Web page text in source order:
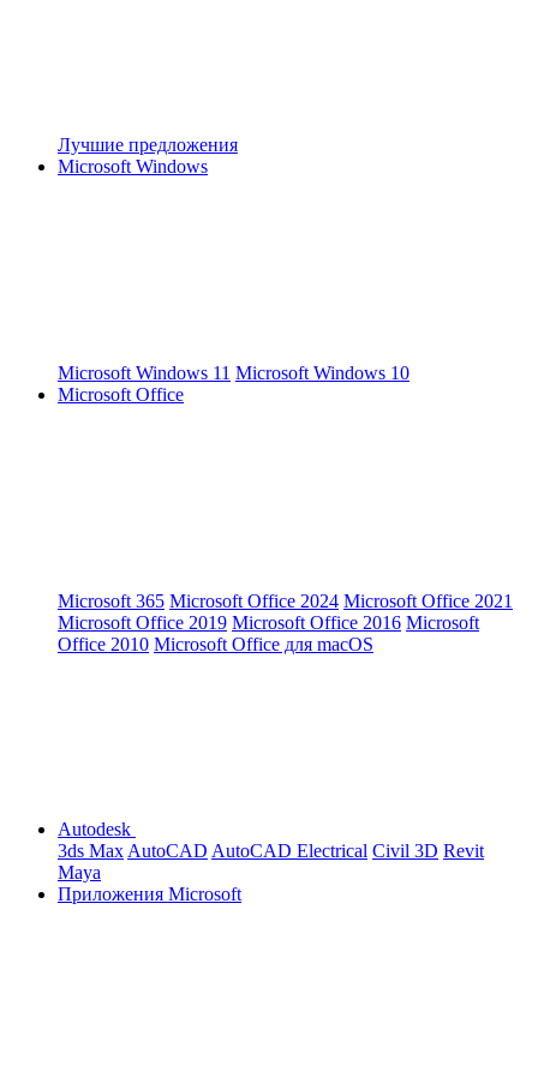
Лучшие предложения
Microsoft Windows
Microsoft Windows 11 Microsoft Windows 10
Microsoft Office
Microsoft 365 Microsoft Office 2024 Microsoft Office 2021
Microsoft Office 2019 Microsoft Office 2016 Microsoft
Office 2010 Microsoft Office для macOS
Autodesk
3ds Max AutoCAD AutoCAD Electrical Civil 3D Revit
Maya
Приложения Microsoft